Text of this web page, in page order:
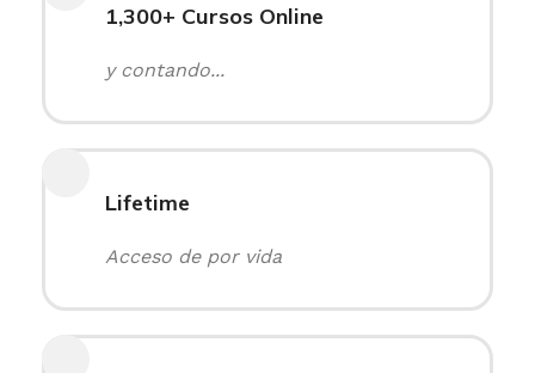
1,300+ Cursos Online
y contando...
Lifetime
Acceso de por vida